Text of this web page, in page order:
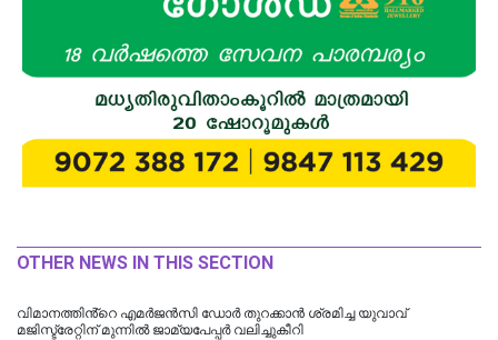
OTHER NEWS IN THIS SECTION
വിമാനത്തിൻ്റെ എമര്‍ജന്‍സി ഡോര്‍ തുറക്കാന്‍ ശ്രമിച്ച യുവാവ്
മജിസ്ട്രേറ്റിന് മുന്നില്‍ ജാമ്യപേപ്പര്‍ വലിച്ചുകീറി